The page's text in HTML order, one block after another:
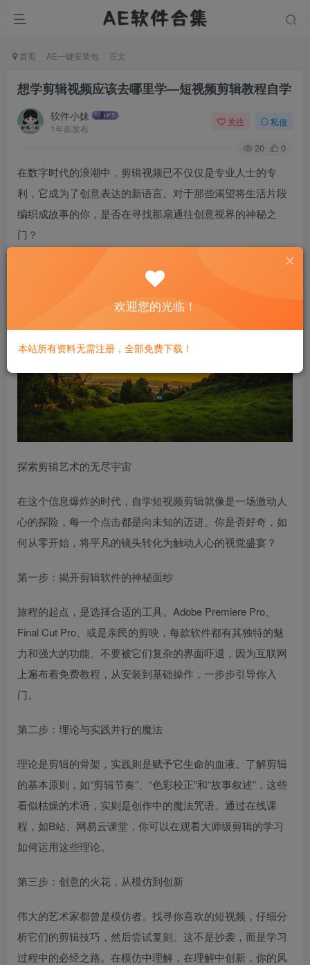
首页 AE一键安装包 正文
想学剪辑视频应该去哪里学—短视频剪辑教程自学
软件小妹
1年前发布
关注 私信
20 0
在数字时代的浪潮中，剪辑视频已不仅仅是专业人士的专
利，它成为了创意表达的新语言。对于那些渴望将生活片段
编织成故事的你，是否在寻找那扇通往创意视界的神秘之
门？
探索剪辑艺术的无尽宇宙
在这个信息爆炸的时代，自学短视频剪辑就像是一场激动人
心的探险，每一个点击都是向未知的迈进。你是否好奇，如
何从零开始，将平凡的镜头转化为触动人心的视觉盛宴？
第一步：揭开剪辑软件的神秘面纱
旅程的起点，是选择合适的工具。Adobe Premiere Pro、
Final Cut Pro、或是亲民的剪映，每款软件都有其独特的魅
力和强大的功能。不要被它们复杂的界面吓退，因为互联网
上遍布着免费教程，从安装到基础操作，一步步引导你入
门。
第二步：理论与实践并行的魔法
理论是剪辑的骨架，实践则是赋予它生命的血液。了解剪辑
的基本原则，如“剪辑节奏”、“色彩校正”和“故事叙述”，这些
看似枯燥的术语，实则是创作中的魔法咒语。通过在线课
程，如B站、网易云课堂，你可以在观看大师级剪辑的学习
如何运用这些理论。
第三步：创意的火花，从模仿到创新
伟大的艺术家都曾是模仿者。找寻你喜欢的短视频，仔细分
析它们的剪辑技巧，然后尝试复刻。这不是抄袭，而是学习
过程中的必经之路。在模仿中理解，在理解中创新，你的风
欢迎您的光临！
本站所有资料无需注册，全部免费下载！